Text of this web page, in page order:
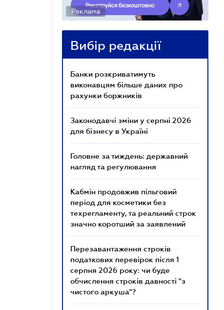
Реклама
Вибір редакції
Банки розкриватимуть
виконавцям більше даних про
рахунки боржників
Законодавчі зміни у серпні 2026
для бізнесу в Україні
Головне за тиждень: державний
нагляд та регулювання
Кабмін продовжив пільговий
період для косметики без
техрегламенту, та реальний строк
значно коротший за заявлений
Перезавантаження строків
податкових перевірок після 1
серпня 2026 року: чи буде
обчислення строків давності "з
чистого аркуша"?